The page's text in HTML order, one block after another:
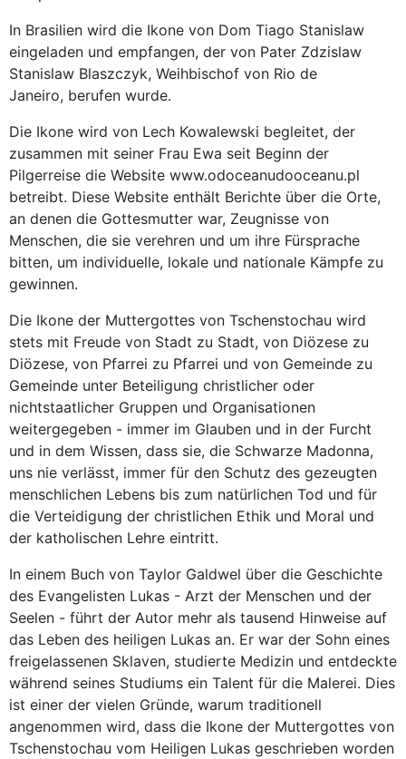
In Brasilien wird die Ikone von Dom Tiago Stanislaw
eingeladen und empfangen, der von Pater Zdzislaw
Stanislaw Blaszczyk, Weihbischof von Rio de
Janeiro, berufen wurde.
Die Ikone wird von Lech Kowalewski begleitet, der
zusammen mit seiner Frau Ewa seit Beginn der
Pilgerreise die Website www.odoceanudooceanu.pl
betreibt. Diese Website enthält Berichte über die Orte,
an denen die Gottesmutter war, Zeugnisse von
Menschen, die sie verehren und um ihre Fürsprache
bitten, um individuelle, lokale und nationale Kämpfe zu
gewinnen.
Die Ikone der Muttergottes von Tschenstochau wird
stets mit Freude von Stadt zu Stadt, von Diözese zu
Diözese, von Pfarrei zu Pfarrei und von Gemeinde zu
Gemeinde unter Beteiligung christlicher oder
nichtstaatlicher Gruppen und Organisationen
weitergegeben - immer im Glauben und in der Furcht
und in dem Wissen, dass sie, die Schwarze Madonna,
uns nie verlässt, immer für den Schutz des gezeugten
menschlichen Lebens bis zum natürlichen Tod und für
die Verteidigung der christlichen Ethik und Moral und
der katholischen Lehre eintritt.
In einem Buch von Taylor Galdwel über die Geschichte
des Evangelisten Lukas - Arzt der Menschen und der
Seelen - führt der Autor mehr als tausend Hinweise auf
das Leben des heiligen Lukas an. Er war der Sohn eines
freigelassenen Sklaven, studierte Medizin und entdeckte
während seines Studiums ein Talent für die Malerei. Dies
ist einer der vielen Gründe, warum traditionell
angenommen wird, dass die Ikone der Muttergottes von
Tschenstochau vom Heiligen Lukas geschrieben worden